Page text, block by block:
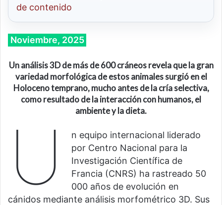
de contenido
Noviembre, 2025
Un análisis 3D de más de 600 cráneos revela que la gran
variedad morfológica de estos animales surgió en el
Holoceno temprano, mucho antes de la cría selectiva,
como resultado de la interacción con humanos, el
ambiente y la dieta.
U
n equipo internacional liderado
por Centro Nacional para la
Investigación Científica de
Francia (CNRS) ha rastreado 50
000 años de evolución en
cánidos mediante análisis morfométrico 3D. Sus